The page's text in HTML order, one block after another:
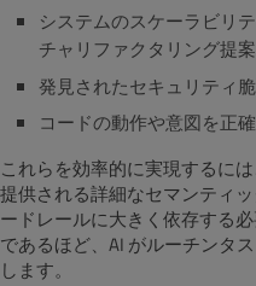
システムのスケーラビリ
チャリファクタリング提案
発見されたセキュリティ
コードの動作や意図を正
これらを効率的に実現するに
提供される詳細なセマンティ
ードレールに大きく依存する
であるほど、AI がルーチンタ
します。